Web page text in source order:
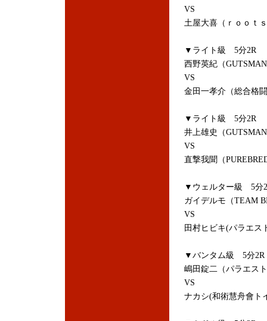
VS
土屋大喜（ｒｏｏｔ
▼ライト級 5分2R
西野英紀（
VS
金田一孝介（総合格
▼ライト級 5分2R
井上雄史（
VS
直撃我聞（
▼ウェルター級 5分
ガイデルモ（TEAM
VS
田村ヒビキ(パラエス
▼バンタム級 5分2R
嶋田錠二（パラエス
VS
ナカシ(和術慧舟會ト